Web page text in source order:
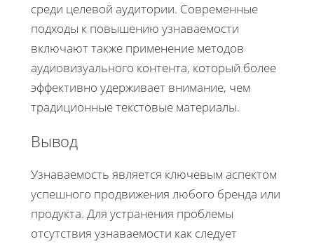
среди целевой аудитории. Современные
подходы к повышению узнаваемости
включают также применение методов
аудиовизуального контента, который более
эффективно удерживает внимание, чем
традиционные текстовые материалы.
Вывод
Узнаваемость является ключевым аспектом
успешного продвижения любого бренда или
продукта. Для устранения проблемы
отсутствия узнаваемости как следует